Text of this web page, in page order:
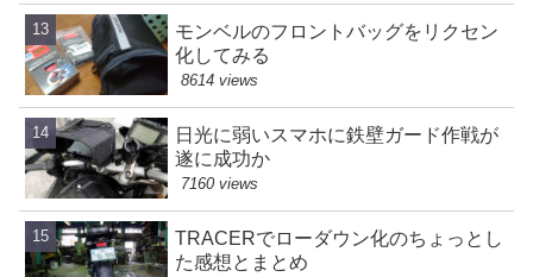
モンベルのフロントバッグをリクセン
化してみる
8614 views
日光に弱いスマホに鉄壁ガード作戦が
遂に成功か
7160 views
TRACERでローダウン化のちょっとし
た感想とまとめ